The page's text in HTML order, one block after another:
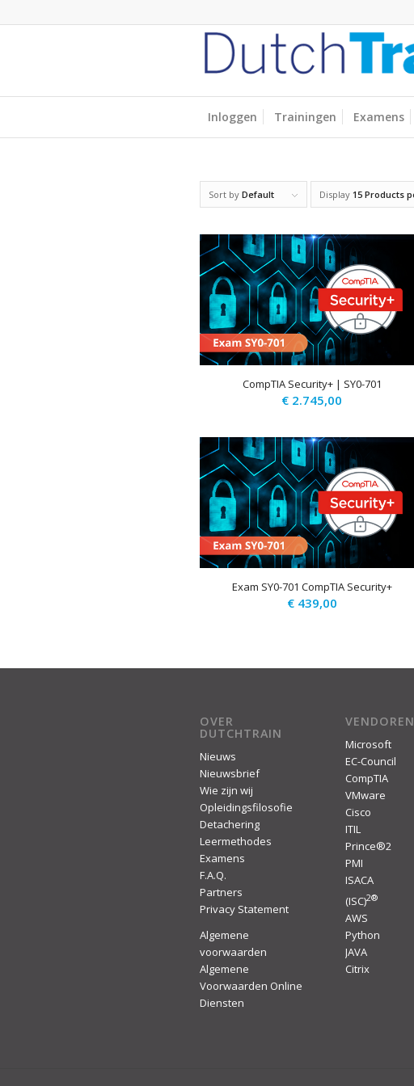
Inloggen Trainingen Examens
Sort by Default Display 15 Products
CompTIA Security+ | SY0-701
€ 2.745,00
Exam SY0-701 CompTIA Security+
€439,00
OVER
DUTCHTRAIN
Nieuws
Nieuwsbrief
Wie zijn wij
Opleidingsfilosofie
Detachering
Leermethodes
Examens
F.A.Q.
Partners
Privacy Statement
Algemene
voorwaarden
Algemene
Voorwaarden Online
Diensten
VENDOREN
Microsoft
EC-Council
CompTIA
VMware
Cisco
ITIL
Prince®2
PMI
ISACA
(ISC)2®
AWS
Python
JAVA
Citrix